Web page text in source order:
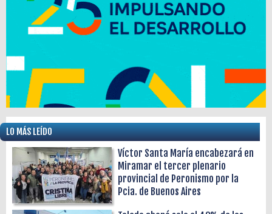
LO MÁS LEÍDO
Víctor Santa María encabezará en
Miramar el tercer plenario
provincial de Peronismo por la
Pcia. de Buenos Aires